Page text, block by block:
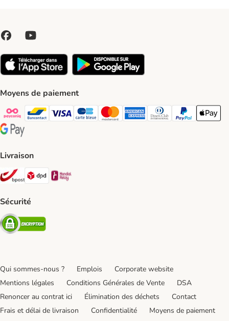
Moyens de paiement
Payconiq Payment Method
bancontact Payment Method
Visa Payment Method
carte bleue Payment Method
Master card Payment Method
American express Payment
Diners club Payment
Paypal Payment
Apple
Google Pay Payment Method
Livraison
Bpost Shipping Method
DPD Shipping Method
Sécurité
Security
Qui sommes-nous ? Emplois
Corporate website
Mentions légales
Conditions Générales de Vente
DSA
Renoncer au contrat ici
Élimination des déchets
Contact
Frais et délai de livraison
Confidentialité
Moyens de paiement